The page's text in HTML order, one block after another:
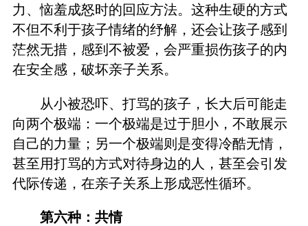
力、恼羞成怒时的回应方法。这种生硬的方式
不但不利于孩子情绪的纾解，还会让孩子感到
茫然无措，感到不被爱，会严重损伤孩子的内
在安全感，破坏亲子关系。
从小被恐吓、打骂的孩子，长大后可能走
向两个极端：一个极端是过于胆小，不敢展示
自己的力量；另一个极端则是变得冷酷无情，
甚至用打骂的方式对待身边的人，甚至会引发
代际传递，在亲子关系上形成恶性循环。
第六种：共情